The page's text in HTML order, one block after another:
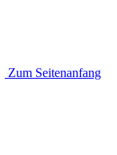
Zum Seitenanfang